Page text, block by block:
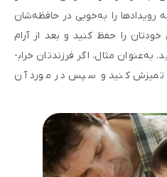
رویدادها را به‌خوبی در حافظه‌شان
را حفظ کنید و بعد از آرام
مثال، اگر فرزندتان خراب­
تمیزش کنید و سپس در مورد آن